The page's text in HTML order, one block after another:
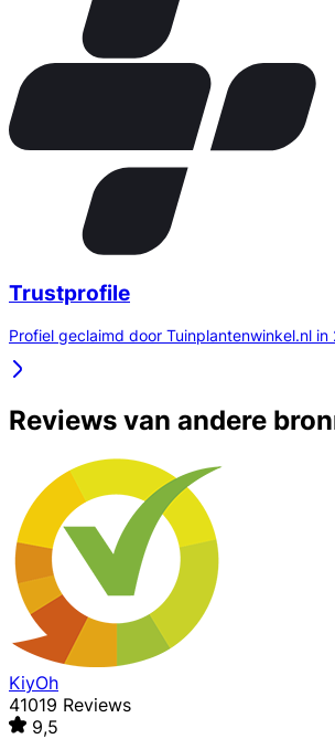
Trustprofile
Profiel geclaimd door Tuinplantenwinkel.nl in
Reviews van andere
KiyOh
41019 Reviews
9,5